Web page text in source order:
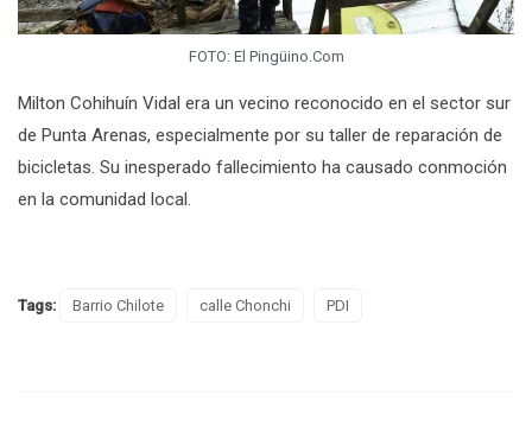
FOTO: El Pingüino.Com
Milton Cohihuín Vidal era un vecino reconocido en el sector sur
de Punta Arenas, especialmente por su taller de reparación de
bicicletas. Su inesperado fallecimiento ha causado conmoción
en la comunidad local.
Tags: Barrio Chilote calle Chonchi PDI